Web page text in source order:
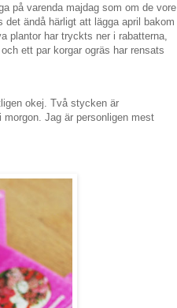
på varenda majdag som om de vore
ändå härligt att lägga april bakom
plantor har tryckts ner i rabatterna,
ett par korgar ogräs har rensats
okej. Två stycken är
Jag är personligen mest